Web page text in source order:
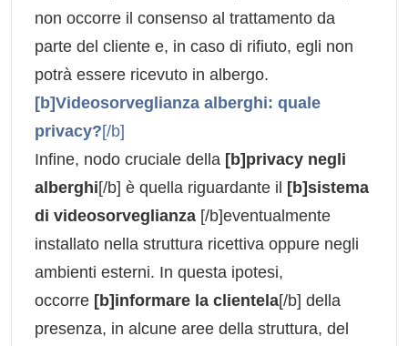
non occorre il consenso al trattamento da
parte del cliente e, in caso di rifiuto, egli non
potrà essere ricevuto in albergo.
[b]Videosorveglianza alberghi: quale
privacy?[/b]
Infine, nodo cruciale della [b]privacy negli
alberghi[/b] è quella riguardante il [b]sistema
di videosorveglianza [/b]eventualmente
installato nella struttura ricettiva oppure negli
ambienti esterni. In questa ipotesi,
occorre [b]informare la clientela[/b] della
presenza, in alcune aree della struttura, del